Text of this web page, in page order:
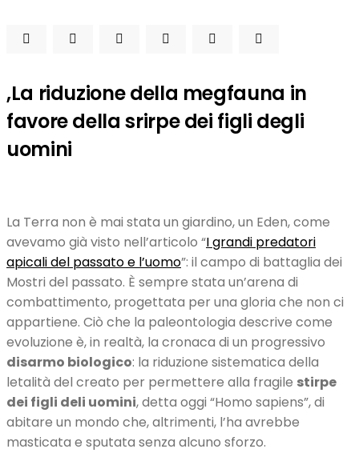
,La riduzione della megfauna in
favore della srirpe dei figli degli
uomini
La Terra non è mai stata un giardino, un Eden, come
avevamo già visto nell’articolo “I grandi predatori
apicali del passato e l’uomo”: il campo di battaglia dei
Mostri del passato. È sempre stata un’arena di
combattimento, progettata per una gloria che non ci
appartiene. Ciò che la paleontologia descrive come
evoluzione è, in realtà, la cronaca di un progressivo
disarmo biologico: la riduzione sistematica della
letalità del creato per permettere alla fragile stirpe
dei figli deli uomini, detta oggi “Homo sapiens”, di
abitare un mondo che, altrimenti, l’ha avrebbe
masticata e sputata senza alcuno sforzo.